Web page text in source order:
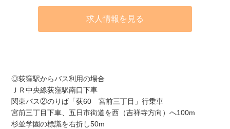
求人情報を見る
◎荻窪駅からバス利用の場合
ＪＲ中央線荻窪駅南口下車
関東バス②のりば「荻60 宮前三丁目」行乗車
宮前三丁目下車、五日市街道を西（吉祥寺方向）へ100m
杉並学園の標識を右折し50m